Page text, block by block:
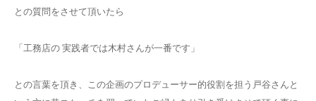
との質問をさせて頂いたら
「工務店の 実践者では木村さんが一番です」
との言葉を頂き、この企画のプロデューサー的役割を担う戸谷さんと